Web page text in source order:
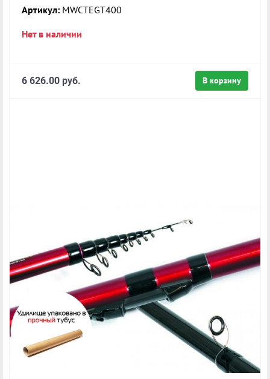
Артикул: MWCTEGT400
Нет в наличии
В корзину
6 626.00 руб.